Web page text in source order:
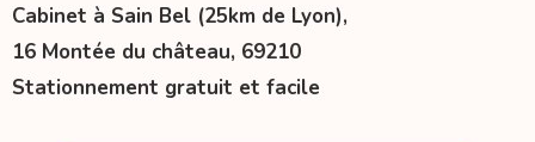
Cabinet à Sain Bel (25km de Lyon),
16 Montée du château, 69210
Stationnement gratuit et facile